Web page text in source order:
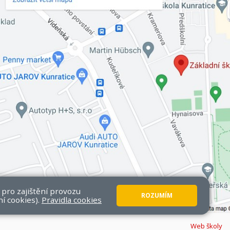
Web školy
zajištění provozu
cookies). Pravidla cookies ROZUMÍM